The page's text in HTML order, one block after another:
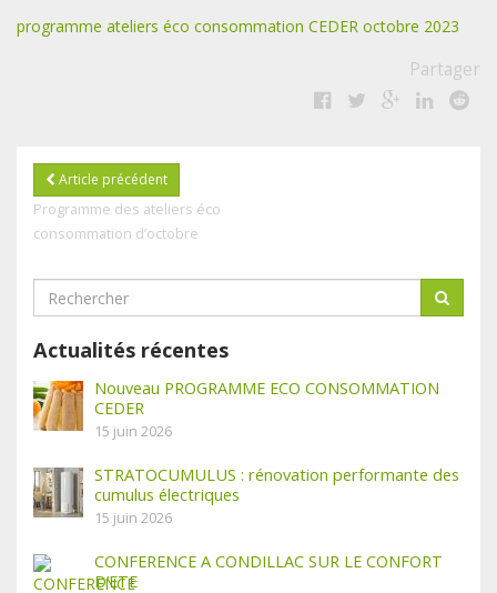
programme ateliers éco consommation CEDER octobre 2023
Partager
Article précédent
Programme des ateliers éco
consommation d’octobre
Actualités récentes
Nouveau PROGRAMME ECO CONSOMMATION
CEDER
15 juin 2026
STRATOCUMULUS : rénovation performante des
cumulus électriques
15 juin 2026
CONFERENCE A CONDILLAC SUR LE CONFORT
D’ETE